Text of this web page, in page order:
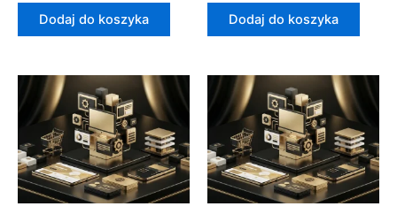
Dodaj do koszyka Dodaj do koszyka